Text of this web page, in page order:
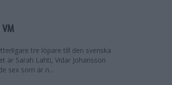
tre löpare till den svenska
är Sarah Lahti, Vidar Johansson
sex som är n...